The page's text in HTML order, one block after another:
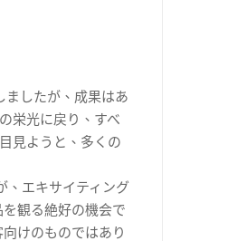
したが、成果はあ
栄光に戻り、すべ
見ようと、多くの
、エキサイティング
観る絶好の機会で
けのものではあり